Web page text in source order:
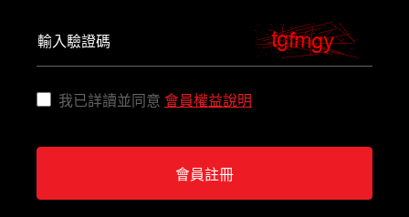
輸入驗證碼
我已詳讀並同意 會員權益說明
會員註冊